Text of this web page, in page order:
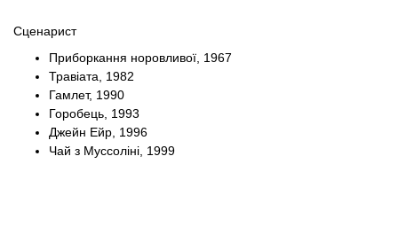
Сценарист
Приборкання норовливої, 1967
Травіата, 1982
Гамлет, 1990
Горобець, 1993
Джейн Ейр, 1996
Чай з Муссоліні, 1999